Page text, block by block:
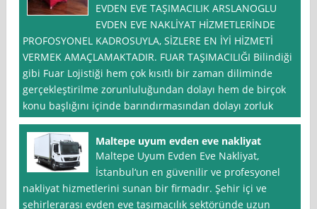
EVDEN EVE TAŞIMACILIK ARSLANOGLU
EVDEN EVE NAKLİYAT HİZMETLERİNDE
PROFOSYONEL KADROSUYLA, SİZLERE EN İYİ HİZMETİ
VERMEK AMAÇLAMAKTADIR. FUAR TAŞIMACILIĞI Bilindiği
gibi Fuar Lojistiği hem çok kısıtlı bir zaman diliminde
gerçekleştirilme zorunluluğundan dolayı hem de birçok
konu başlığını içinde barındırmasından dolayı zorluk
Maltepe uyum evden eve nakliyat
Maltepe Uyum Evden Eve Nakliyat,
İstanbul‘un en güvenilir ve profesyonel
nakliyat hizmetlerini sunan bir firmadır. Şehir içi ve
şehirlerarası evden eve taşımacılık sektöründe uzun